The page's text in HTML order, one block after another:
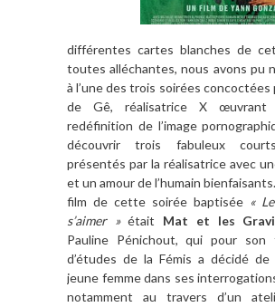
différentes cartes blanches de
toutes alléchantes, nous avons pu
à l’une des trois soirées concoctées
de Gê, réalisatrice X œuvrant
redéfinition de l’image
découvrir trois fabuleux courts-
présentés par la réalisatrice avec
et un amour de l’humain
film de cette soirée baptisée «
s’aimer »était Mat et les
Pauline Pénichout, qui pour
d’études de la Fémis a décidé
jeune femme dans ses
notamment au travers d’un